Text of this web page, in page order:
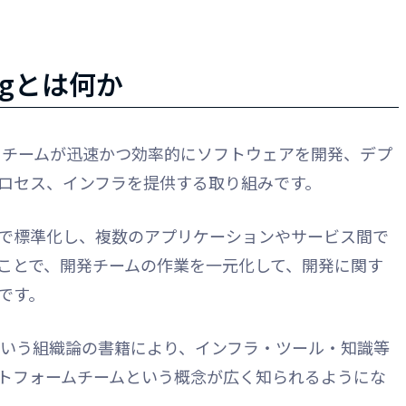
は何か
ムが迅速かつ効率的にソフトウェアを開発、デプ
ス、インフラを提供する取り組みです。
標準化し、複数のアプリケーションやサービス間で
で、開発チームの作業を一元化して、開発に関す
。
う組織論の書籍により、インフラ・ツール・知識等
フォームチームという概念が広く知られるようにな